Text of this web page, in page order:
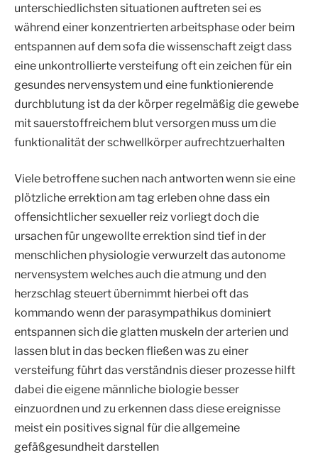
unterschiedlichsten situationen auftreten sei es
während einer konzentrierten arbeitsphase oder beim
entspannen auf dem sofa die wissenschaft zeigt dass
eine unkontrollierte versteifung oft ein zeichen für ein
gesundes nervensystem und eine funktionierende
durchblutung ist da der körper regelmäßig die gewebe
mit sauerstoffreichem blut versorgen muss um die
funktionalität der schwellkörper aufrechtzuerhalten
Viele betroffene suchen nach antworten wenn sie eine
plötzliche errektion am tag erleben ohne dass ein
offensichtlicher sexueller reiz vorliegt doch die
ursachen für ungewollte errektion sind tief in der
menschlichen physiologie verwurzelt das autonome
nervensystem welches auch die atmung und den
herzschlag steuert übernimmt hierbei oft das
kommando wenn der parasympathikus dominiert
entspannen sich die glatten muskeln der arterien und
lassen blut in das becken fließen was zu einer
versteifung führt das verständnis dieser prozesse hilft
dabei die eigene männliche biologie besser
einzuordnen und zu erkennen dass diese ereignisse
meist ein positives signal für die allgemeine
gefäßgesundheit darstellen